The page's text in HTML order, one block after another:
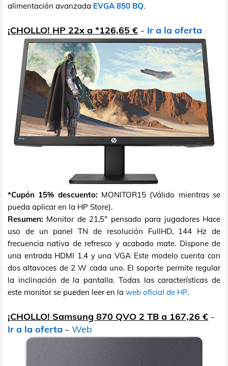
alimentación avanzada EVGA 850 BQ.
¡CHOLLO! HP 22x a *126,65 € - Ir a la oferta
*Cupón 15% descuento: MONITOR15 (Válido mientras se
pueda aplicar en la HP Store).
Resumen: Monitor de 21,5" pensado para jugadores Hace
uso de un panel TN de resolución FullHD, 144 Hz de
frecuencia nativa de refresco y acabado mate. Dispone de
una entrada HDMI 1.4 y una VGA Este modelo cuenta con
dos altavoces de 2 W cada uno. El soporte permite regular
la inclinación de la pantalla. Todas las características de
este monitor se pueden leer en la web oficial de HP.
¡CHOLLO! Samsung 870 QVO 2 TB a 167,26 € -
Ir a la oferta - Web